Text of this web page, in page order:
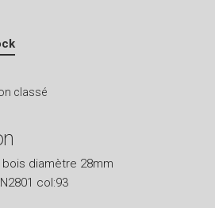
classé
diamètre 28mm
col:93